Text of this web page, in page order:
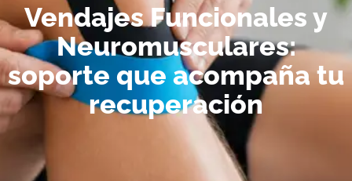
Vendajes Funcionales y
Neuromusculares:
soporte que acompaña tu
recuperación